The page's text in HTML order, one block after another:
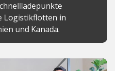
Logistikflotten in
und Kanada.